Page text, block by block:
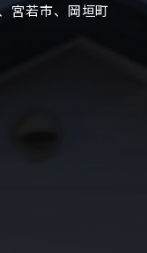
宮若市、岡垣町